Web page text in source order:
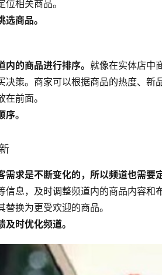
相关商品。
商品。
内的商品进行排序。就像在实体店中
决策。商家可以根据商品的热度、新
前面。
。
需求是不断变化的，所以频道也需要
信息，及时调整频道内的商品内容和
换为更受欢迎的商品。
时优化频道。